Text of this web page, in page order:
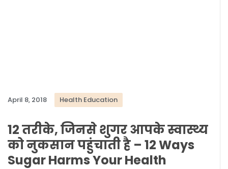
April 8, 2018 Health Education
12 तरीके, जिनसे शुगर आपके स्वास्थ्य
को नुकसान पहुंचाती है – 12 Ways
Sugar Harms Your Health